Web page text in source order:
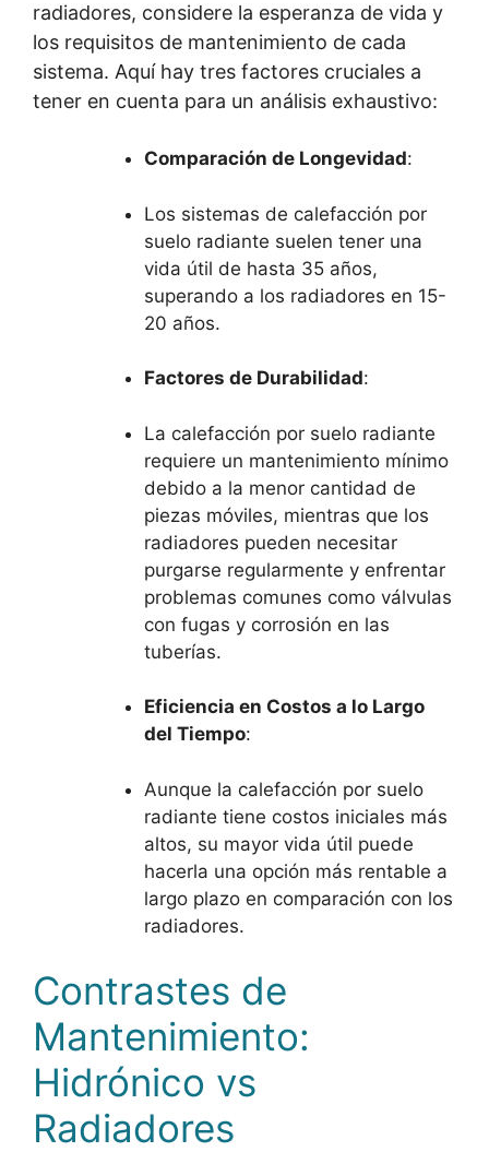
radiadores, considere la esperanza de vida y
los requisitos de mantenimiento de cada
sistema. Aquí hay tres factores cruciales a
tener en cuenta para un análisis exhaustivo:
Comparación de Longevidad:
Los sistemas de calefacción por
suelo radiante suelen tener una
vida útil de hasta 35 años,
superando a los radiadores en 15-
20 años.
Factores de Durabilidad:
La calefacción por suelo radiante
requiere un mantenimiento mínimo
debido a la menor cantidad de
piezas móviles, mientras que los
radiadores pueden necesitar
purgarse regularmente y enfrentar
problemas comunes como válvulas
con fugas y corrosión en las
tuberías.
Eficiencia en Costos a lo Largo
del Tiempo:
Aunque la calefacción por suelo
radiante tiene costos iniciales más
altos, su mayor vida útil puede
hacerla una opción más rentable a
largo plazo en comparación con los
radiadores.
Contrastes de
Mantenimiento:
Hidrónico vs
Radiadores